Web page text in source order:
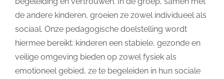
de andere kinderen, groeien ze zowel individueel als
sociaal. Onze pedagogische doelstelling wordt
hiermee bereikt: kinderen een stabiele, gezonde en
veilige omgeving bieden op zowel fysiek als
emotioneel gebied, ze te begeleiden in hun sociale